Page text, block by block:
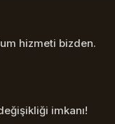
hizmeti bizden.
imkanı!